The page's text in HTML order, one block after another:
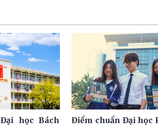
học Bách
Điểm chuẩn Đại học